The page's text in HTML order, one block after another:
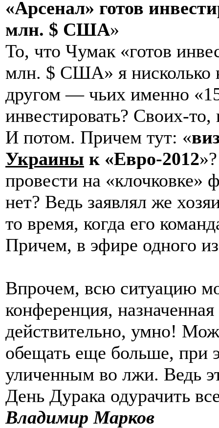
«Арсенал» готов
млн. $ США»
То, что Чумак «готов
млн. $ США» я нисколько
другом — чьих именно
инвестировать? Своих-
И потом. Причем тут: «
Украины к «Евро-2012
провести на
нет? Ведь заявлял же
то время, когда его
Причем, в эфире одного
Впрочем, всю ситуацию
конференция,
действительно, умно!
обещать еще больше, при
уличенным во лжи. Ведь
День Дурака одурачить
Владимир Марков